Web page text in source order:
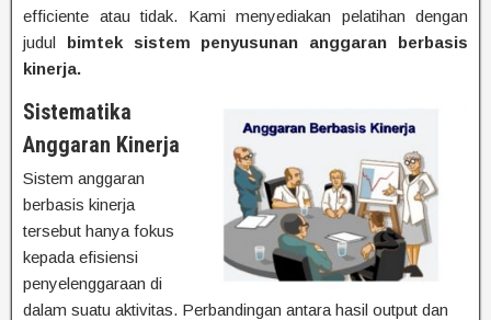
efficiente atau tidak. Kami menyediakan pelatihan dengan
judul bimtek sistem penyusunan anggaran berbasis
kinerja.
Sistematika
Anggaran Kinerja
Sistem anggaran
berbasis kinerja
tersebut hanya fokus
kepada efisiensi
penyelenggaraan di
dalam suatu aktivitas. Perbandingan antara hasil output dan